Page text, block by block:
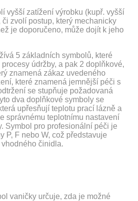
vyšší zatížení výrobku (kupř. vyšší
zvolí postup, který mechanicky
je doporučeno, může dojít k jeho
5 základních symbolů, které
údržby, a pak 2 doplňkové,
znamená zákaz uvedeného
které znamená jemnější péči s
se stupňuje požadovaná
dva doplňkové symboly se
upřesňují teplotu prací lázně a
správnému teplotnímu nastavení
Symbol pro profesionální péči je
P, F nebo W, což představuje
činidla.
vaničky určuje, zda je možné